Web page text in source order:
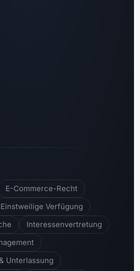
E-Commerce-Recht
Einstweilige Verfügung
Interessenvertretung
Unterlassung